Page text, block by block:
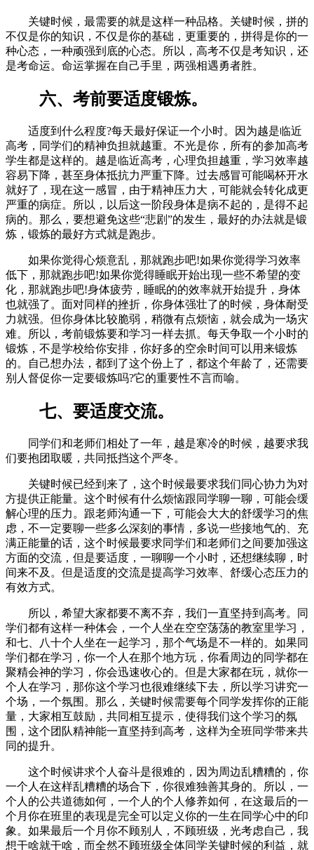
关键时候，最需要的就是这样一种品格。关键时候，拼的
不仅是你的知识，不仅是你的基础，更重要的，拼得是你的一
种心态，一种顽强到底的心态。所以，高考不仅是考知识，还
是考命运。命运掌握在自己手里，两强相遇勇者胜。
六、考前要适度锻炼。
适度到什么程度?每天最好保证一个小时。因为越是临近
高考，同学们的精神负担就越重。不光是你，所有的参加高考
学生都是这样的。越是临近高考，心理负担越重，学习效率越
容易下降，甚至身体抵抗力严重下降。过去感冒可能喝杯开水
就好了，现在这一感冒，由于精神压力大，可能就会转化成更
严重的病症。所以，以后这一阶段身体是病不起的，是得不起
病的。那么，要想避免这些“悲剧”的发生，最好的办法就是锻
炼，锻炼的最好方式就是跑步。
如果你觉得心烦意乱，那就跑步吧!如果你觉得学习效率
低下，那就跑步吧!如果你觉得睡眠开始出现一些不希望的变
化，那就跑步吧!身体疲劳，睡眠的的效率就开始提升，身体
也就强了。面对同样的挫折，你身体强壮了的时候，身体耐受
力就强。但你身体比较脆弱，稍微有点烦恼，就会成为一场灾
难。所以，考前锻炼要和学习一样去抓。每天争取一个小时的
锻炼，不是学校给你安排，你好多的空余时间可以用来锻炼
的。自己想办法，都到了这个份上了，都这个年龄了，还需要
别人督促你一定要锻炼吗?它的重要性不言而喻。
七、要适度交流。
同学们和老师们相处了一年，越是寒冷的时候，越要求我
们要抱团取暖，共同抵挡这个严冬。
关键时候已经到来了，这个时候最要求我们同心协力为对
方提供正能量。这个时候有什么烦恼跟同学聊一聊，可能会缓
解心理的压力。跟老师沟通一下，可能会大大的舒缓学习的焦
虑，不一定要聊一些多么深刻的事情，多说一些接地气的、充
满正能量的话，这个时候最要求同学们和老师们之间要加强这
方面的交流，但是要适度，一聊聊一个小时，还想继续聊，时
间来不及。但是适度的交流是提高学习效率、舒缓心态压力的
有效方式。
所以，希望大家都要不离不弃，我们一直坚持到高考。同
学们都有这样一种体会，一个人坐在空空荡荡的教室里学习，
和七、八十个人坐在一起学习，那个气场是不一样的。如果同
学们都在学习，你一个人在那个地方玩，你看周边的同学都在
聚精会神的学习，你会迅速收心的。但是大家都在玩，就你一
个人在学习，那你这个学习也很难继续下去，所以学习讲究一
个场，一个氛围。那么，关键时候需要每个同学发挥你的正能
量，大家相互鼓励，共同相互提示，使得我们这个学习的氛
围，这个团队精神能一直坚持到高考，这样为全班同学带来共
同的提升。
这个时候讲求个人奋斗是很难的，因为周边乱糟糟的，你
一个人在这样乱糟糟的场合下，你很难独善其身的。所以，一
个人的公共道德如何，一个人的个人修养如何，在这最后的一
个月你在班里的表现是完全可以定义你的一生在同学心中的印
象。如果最后一个月你不顾别人，不顾班级，光考虑自己，我
想干啥就干啥，而全然不顾班级全体同学关键时候的利益，就